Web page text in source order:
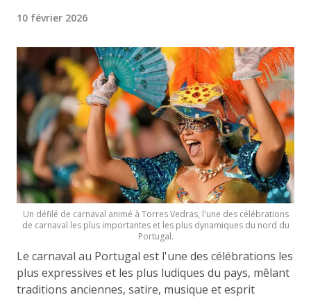
10 février 2026
Un défilé de carnaval animé à Torres Vedras, l'une des célébrations
de carnaval les plus importantes et les plus dynamiques du nord du
Portugal.
Le carnaval au Portugal est l'une des célébrations les
plus expressives et les plus ludiques du pays, mêlant
traditions anciennes, satire, musique et esprit